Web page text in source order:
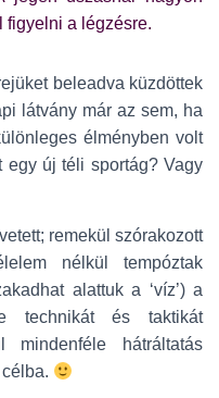
beleadva küzdöttek
látvány már az sem, ha
élményben volt
egy új téli sportág? Vagy
remekül szórakozott
nélkül tempóztak
alattuk a ‘víz’) a
technikát és taktikát
mindenféle hátráltatás